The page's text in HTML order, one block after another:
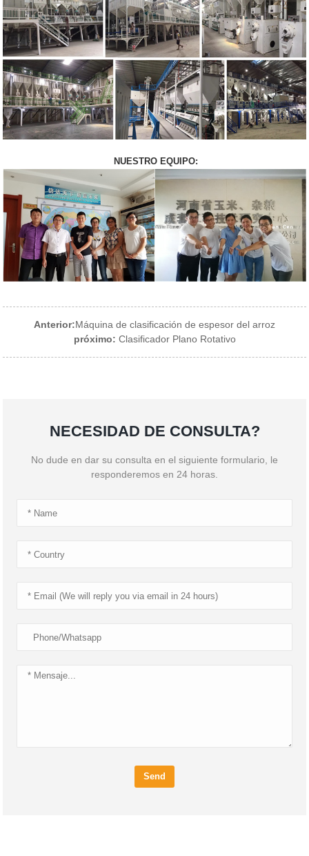
NUESTRO EQUIPO:
Anterior:Máquina de clasificación de espesor del arroz
próximo: Clasificador Plano Rotativo
NECESIDAD DE CONSULTA?
No dude en dar su consulta en el siguiente formulario, le
responderemos en 24 horas.
Send